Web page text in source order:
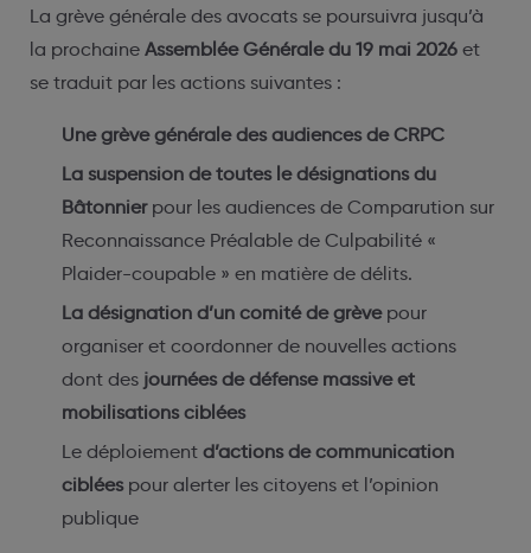
La grève générale des avocats se poursuivra jusqu’à
la prochaine Assemblée Générale du 19 mai 2026 et
se traduit par les actions suivantes :
Une grève générale des audiences de CRPC
La suspension de toutes le désignations du
Bâtonnier pour les audiences de Comparution sur
Reconnaissance Préalable de Culpabilité «
Plaider-coupable » en matière de délits.
La désignation d’un comité de grèvepour
organiser et coordonner de nouvelles actions
dont des journées de défense massive et
mobilisations ciblées
Le déploiement d’actions de communication
cibléespour alerter les citoyens et l’opinion
publique